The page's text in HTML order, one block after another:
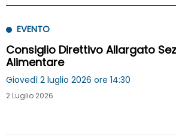
EVENTO
Consiglio Direttivo Allargato
Alimentare
Giovedì 2 luglio 2026 ore 14:30
2 Luglio 2026